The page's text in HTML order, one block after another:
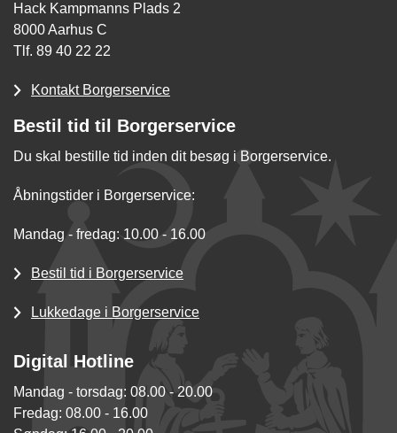
Hack Kampmanns Plads 2
8000 Aarhus C
Tlf. 89 40 22 22
Kontakt Borgerservice
Bestil tid til Borgerservice
Du skal bestille tid inden dit besøg i Borgerservice.
Åbningstider i Borgerservice:
Mandag - fredag: 10.00 - 16.00
Bestil tid i Borgerservice
Lukkedage i Borgerservice
Digital Hotline
Mandag - torsdag: 08.00 - 20.00
Fredag: 08.00 - 16.00